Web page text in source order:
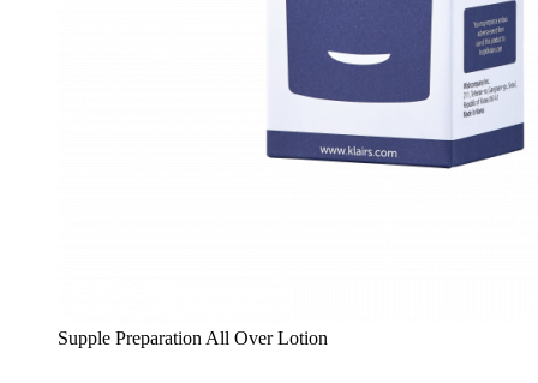
Supple Preparation All Over Lotion